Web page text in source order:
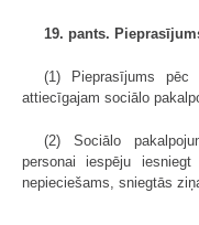
19. pants.
(1) Pieprasījums pēc
attiecīgajam sociālo
(2) Sociālo
personai iespēju
nepieciešams, sniegtās